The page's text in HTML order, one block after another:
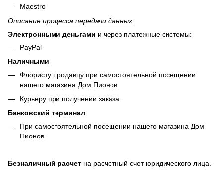
Maestro
Описание процесса передачи данных
Электронными деньгами и через платежные системы:
PayPal
Наличными
Флористу продавцу при самостоятельной посещении
нашего магазина Дом Пионов.
Курьеру при получении заказа.
Банковский терминал
При самостоятельной посещении нашего магазина Дом
Пионов.
Безналичный расчет на расчетный счет юридического лица.